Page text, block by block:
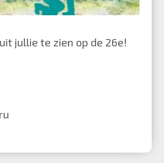
jullie te zien op de 26e!